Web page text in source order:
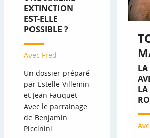
EXTINCTION
EST-ELLE
POSSIBLE ?
Avec Fred
Un dossier préparé
par Estelle Villemin
et Jean Fauquet
Avec le parrainage
de Benjamin
Piccinini
LA
LA